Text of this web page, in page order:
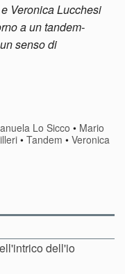
Veronica Lucchesi
a un tandem-
senso di
Lo Sicco • Mario
• Tandem • Veronica
dell'io